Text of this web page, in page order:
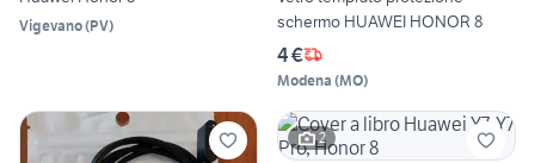
Vigevano(PV)
schermo HUAWEI HONOR 8
4 €
Modena (MO)
2